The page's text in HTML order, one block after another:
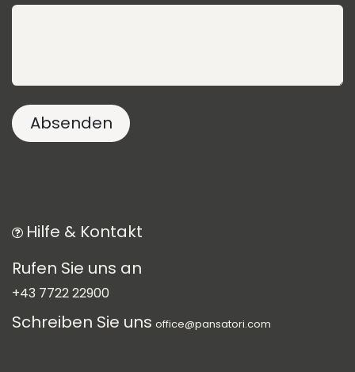
Absen​​den
Hilfe & Kontakt
Rufen Sie uns an
+43 7722 22900
Schreiben Sie uns office@pansatori.com